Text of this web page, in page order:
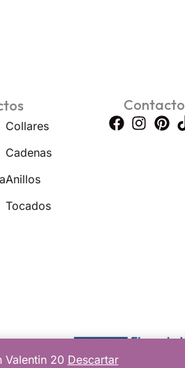
Valentin 20 Descartar
Collares
Cadenas
Anillos
Tocados
Contacto